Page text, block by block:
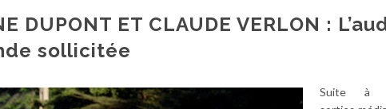
DUPONT ET CLAUDE VERLON :
sollicitée
Suite à